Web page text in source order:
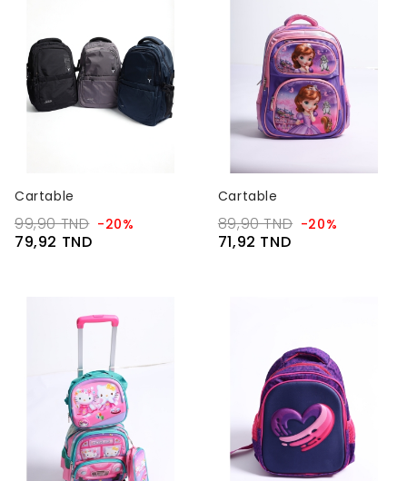
Cartable
99,90 TND -20%
79,92 TND
Cartable
89,90 TND -20%
71,92 TND